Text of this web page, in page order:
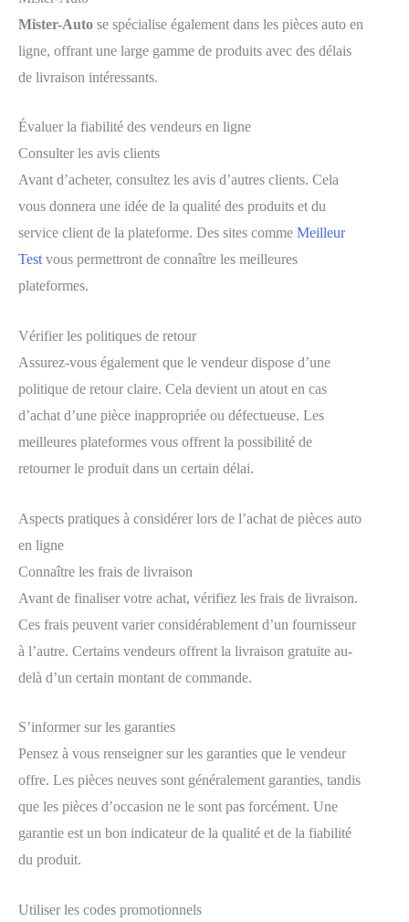
Mister-Auto se spécialise également dans les pièces auto en
ligne, offrant une large gamme de produits avec des délais
de livraison intéressants.
Évaluer la fiabilité des vendeurs en ligne
Consulter les avis clients
Avant d’acheter, consultez les avis d’autres clients. Cela
vous donnera une idée de la qualité des produits et du
service client de la plateforme. Des sites comme Meilleur
Testvous permettront de connaître les meilleures
plateformes.
Vérifier les politiques de retour
Assurez-vous également que le vendeur dispose d’une
politique de retour claire. Cela devient un atout en cas
d’achat d’une pièce inappropriée ou défectueuse. Les
meilleures plateformes vous offrent la possibilité de
retourner le produit dans un certain délai.
Aspects pratiques à considérer lors de l’achat de pièces auto
en ligne
Connaître les frais de livraison
Avant de finaliser votre achat, vérifiez les frais de livraison.
Ces frais peuvent varier considérablement d’un fournisseur
à l’autre. Certains vendeurs offrent la livraison gratuite au-
delà d’un certain montant de commande.
S’informer sur les garanties
Pensez à vous renseigner sur les garanties que le vendeur
offre. Les pièces neuves sont généralement garanties, tandis
que les pièces d’occasion ne le sont pas forcément. Une
garantie est un bon indicateur de la qualité et de la fiabilité
du produit.
Utiliser les codes promotionnels